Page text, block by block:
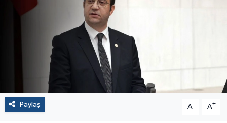
Paylaş A- A+
Yaşam
Çalışma Hayatı